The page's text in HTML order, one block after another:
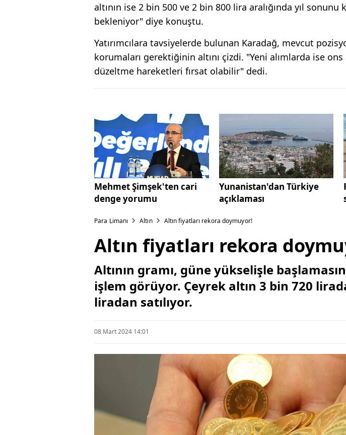
altının ise 2 bin 500 ve 2 bin 800 lira aralığında yıl sonunu
bekleniyor" diye konuştu.
Yatırımcılara tavsiyelerde bulunan Karadağ, mevcut
korumaları gerektiğinin altını çizdi. "Yeni alımlarda ise ons
düzeltme hareketleri fırsat olabilir" dedi.
Mehmet Şimşek'ten cari
denge yorumu
Yunanistan'dan Türkiye
açıklaması
Para Limanı Altın Altın fiyatları rekora doymuyor!
Altın fiyatları rekora
Altının gramı, güne yükselişle
işlem görüyor. Çeyrek altın 3 bin 720
liradan satılıyor.
08 Mart 2024 14:01